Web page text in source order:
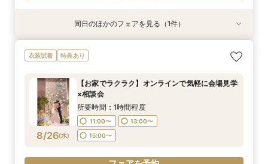
8/25(火)
＼サクッと60分で結婚式のことがわかる／時短
ウエディングフェア
9:30〜
フェアを予約
同日のほかのフェアを見る（1件）
衣装試着 特典あり
8/26(水)
【お家でラクラク】オンラインで気軽に会場見学
×相談会
所要時間：1時間程度
11:00〜
13:00〜
15:00〜